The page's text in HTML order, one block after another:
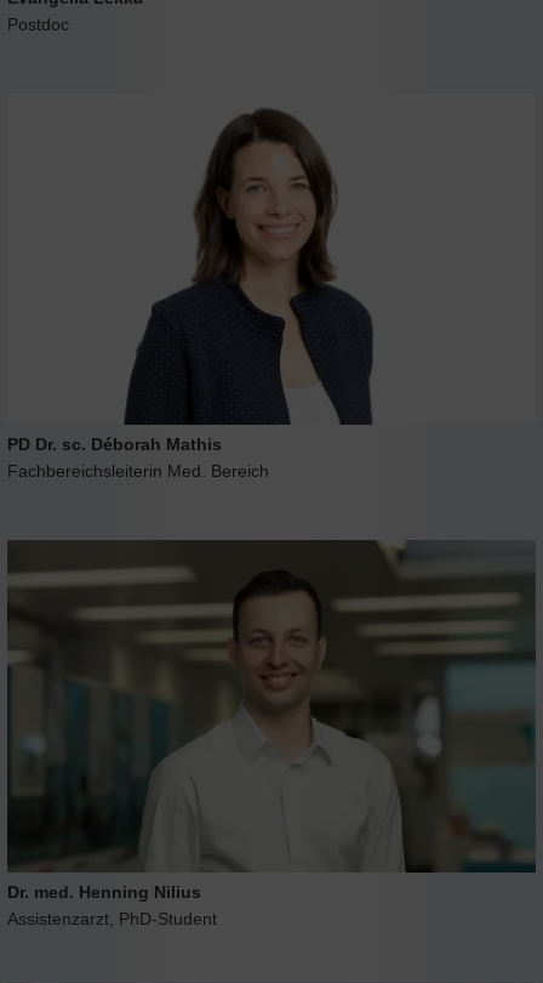
Postdoc
PD Dr. sc. Déborah Mathis
Fachbereichsleiterin Med. Bereich
Dr. med. Henning Nilius
Assistenzarzt, PhD-Student